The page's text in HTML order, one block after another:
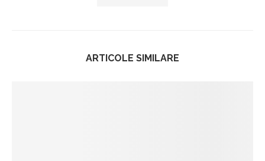
ARTICOLE SIMILARE